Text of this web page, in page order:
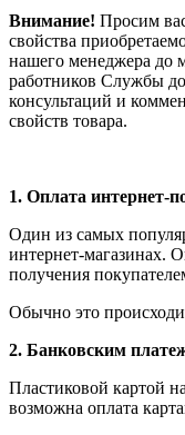
Внимание! Просим
свойства
нашего менеджера до
работников Службы
консультаций и
свойств товара.
1. Оплата интернет-
Один из самых
интернет-магазинах.
получения
Обычно это
2. Банковским
Пластиковой картой
возможна оплата